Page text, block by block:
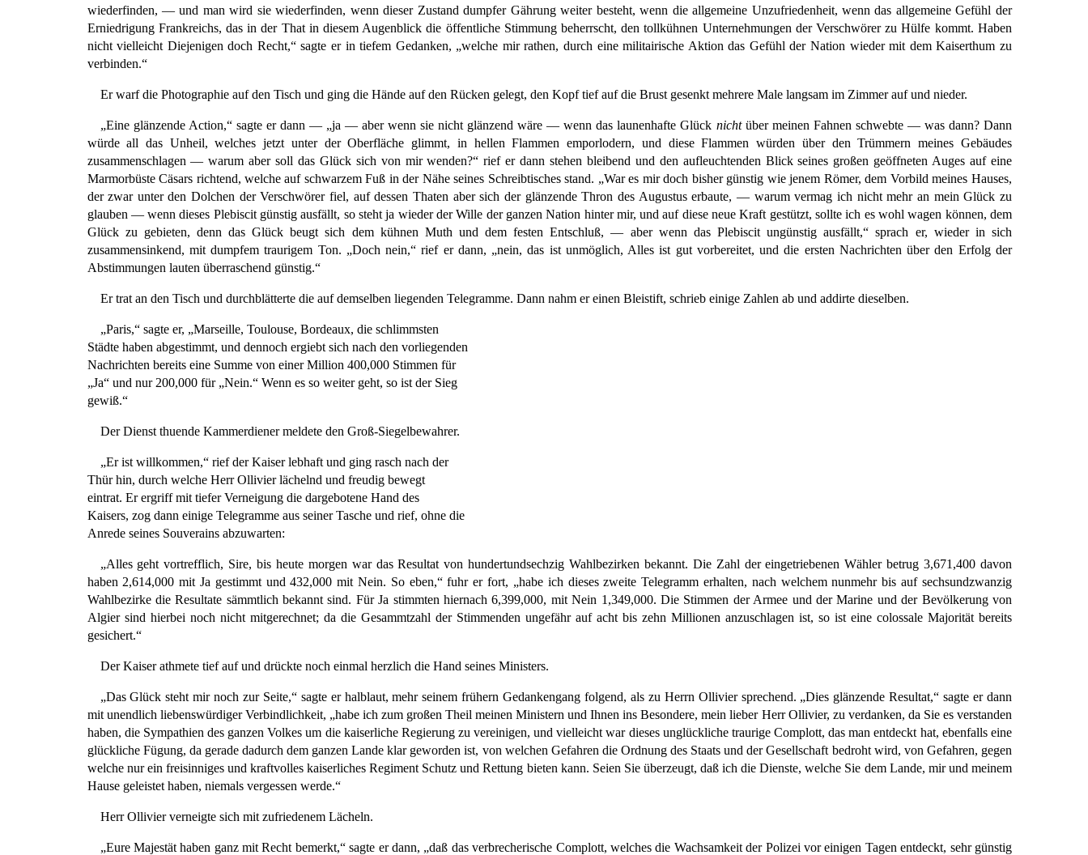
wiederfinden, — und man wird sie wiederfinden, wenn dieser Zustand dumpfer Gährung weiter besteht, wenn die allgemeine Unzufriedenheit, wenn das allgemeine Gefühl der
Erniedrigung Frankreichs, das in der That in diesem Augenblick die öffentliche Stimmung beherrscht, den tollkühnen Unternehmungen der Verschwörer zu Hülfe kommt. Haben
nicht vielleicht Diejenigen doch Recht,“ sagte er in tiefem Gedanken, „welche mir rathen, durch eine militairische Aktion das Gefühl der Nation wieder mit dem Kaiserthum zu
verbinden.“
Er warf die Photographie auf den Tisch und ging die Hände auf den Rücken gelegt, den Kopf tief auf die Brust gesenkt mehrere Male langsam im Zimmer auf und nieder.
„Eine glänzende Action,“ sagte er dann — „ja — aber wenn sie nicht glänzend wäre — wenn das launenhafte Glück nichtüber meinen Fahnen schwebte — was dann? Dann
würde all das Unheil, welches jetzt unter der Oberfläche glimmt, in hellen Flammen emporlodern, und diese Flammen würden über den Trümmern meines Gebäudes
zusammenschlagen — warum aber soll das Glück sich von mir wenden?“ rief er dann stehen bleibend und den aufleuchtenden Blick seines großen geöffneten Auges auf eine
Marmorbüste Cäsars richtend, welche auf schwarzem Fuß in der Nähe seines Schreibtisches stand. „War es mir doch bisher günstig wie jenem Römer, dem Vorbild meines Hauses,
der zwar unter den Dolchen der Verschwörer fiel, auf dessen Thaten aber sich der glänzende Thron des Augustus erbaute, — warum vermag ich nicht mehr an mein Glück zu
glauben — wenn dieses Plebiscit günstig ausfällt, so steht ja wieder der Wille der ganzen Nation hinter mir, und auf diese neue Kraft gestützt, sollte ich es wohl wagen können, dem
Glück zu gebieten, denn das Glück beugt sich dem kühnen Muth und dem festen Entschluß, — aber wenn das Plebiscit ungünstig ausfällt,“ sprach er, wieder in sich
zusammensinkend, mit dumpfem traurigem Ton. „Doch nein,“ rief er dann, „nein, das ist unmöglich, Alles ist gut vorbereitet, und die ersten Nachrichten über den Erfolg der
Abstimmungen lauten überraschend günstig.“
Er trat an den Tisch und durchblätterte die auf demselben liegenden Telegramme. Dann nahm er einen Bleistift, schrieb einige Zahlen ab und addirte dieselben.
„Paris,“ sagte er, „Marseille, Toulouse, Bordeaux, die schlimmsten
Städte haben abgestimmt, und dennoch ergiebt sich nach den vorliegenden
Nachrichten bereits eine Summe von einer Million 400,000 Stimmen für
„Ja“ und nur 200,000 für „Nein.“ Wenn es so weiter geht, so ist der Sieg
gewiß.“
Der Dienst thuende Kammerdiener meldete den Groß-Siegelbewahrer.
„Er ist willkommen,“ rief der Kaiser lebhaft und ging rasch nach der
Thür hin, durch welche Herr Ollivier lächelnd und freudig bewegt
eintrat. Er ergriff mit tiefer Verneigung die dargebotene Hand des
Kaisers, zog dann einige Telegramme aus seiner Tasche und rief, ohne die
Anrede seines Souverains abzuwarten:
„Alles geht vortrefflich, Sire, bis heute morgen war das Resultat von hundertundsechzig Wahlbezirken bekannt. Die Zahl der eingetriebenen Wähler betrug 3,671,400 davon
haben 2,614,000 mit Ja gestimmt und 432,000 mit Nein. So eben,“ fuhr er fort, „habe ich dieses zweite Telegramm erhalten, nach welchem nunmehr bis auf sechsundzwanzig
Wahlbezirke die Resultate sämmtlich bekannt sind. Für Ja stimmten hiernach 6,399,000, mit Nein 1,349,000. Die Stimmen der Armee und der Marine und der Bevölkerung von
Algier sind hierbei noch nicht mitgerechnet; da die Gesammtzahl der Stimmenden ungefähr auf acht bis zehn Millionen anzuschlagen ist, so ist eine colossale Majorität bereits
gesichert.“
Der Kaiser athmete tief auf und drückte noch einmal herzlich die Hand seines Ministers.
„Das Glück steht mir noch zur Seite,“ sagte er halblaut, mehr seinem frühern Gedankengang folgend, als zu Herrn Ollivier sprechend. „Dies glänzende Resultat,“ sagte er dann
mit unendlich liebenswürdiger Verbindlichkeit, „habe ich zum großen Theil meinen Ministern und Ihnen ins Besondere, mein lieber Herr Ollivier, zu verdanken, da Sie es verstanden
haben, die Sympathien des ganzen Volkes um die kaiserliche Regierung zu vereinigen, und vielleicht war dieses unglückliche traurige Complott, das man entdeckt hat, ebenfalls eine
glückliche Fügung, da gerade dadurch dem ganzen Lande klar geworden ist, von welchen Gefahren die Ordnung des Staats und der Gesellschaft bedroht wird, von Gefahren, gegen
welche nur ein freisinniges und kraftvolles kaiserliches Regiment Schutz und Rettung bieten kann. Seien Sie überzeugt, daß ich die Dienste, welche Sie dem Lande, mir und meinem
Hause geleistet haben, niemals vergessen werde.“
Herr Ollivier verneigte sich mit zufriedenem Lächeln.
„Eure Majestät haben ganz mit Recht bemerkt,“ sagte er dann, „daß das verbrecherische Complott, welches die Wachsamkeit der Polizei vor einigen Tagen entdeckt, sehr günstig